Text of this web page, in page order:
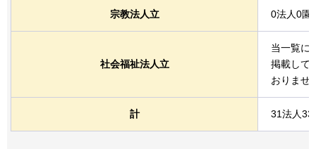
宗教法人立 0法人0園
社会福祉法人立
当一覧に
掲載して
おりませ
計 31法人33